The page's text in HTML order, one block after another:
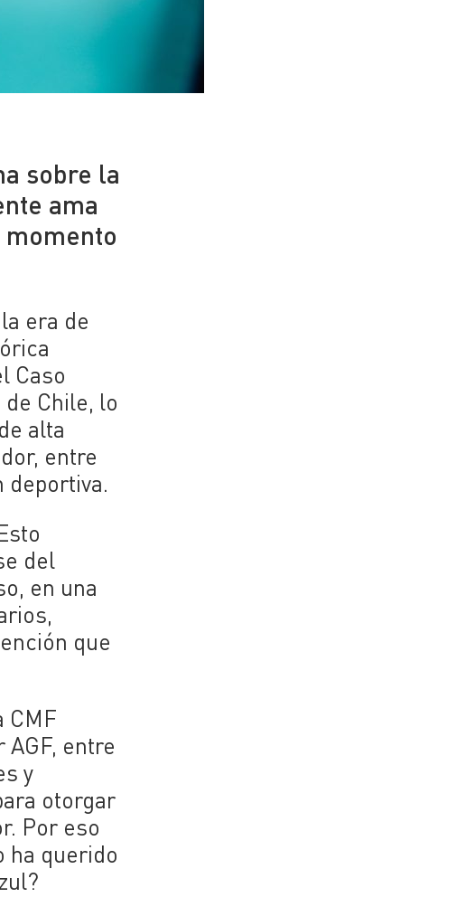
sobre la
ama
era de
Caso
Chile, lo
alta
entre
del
en una
que
CMF
entre
y
otorgar
Por eso
ha querido